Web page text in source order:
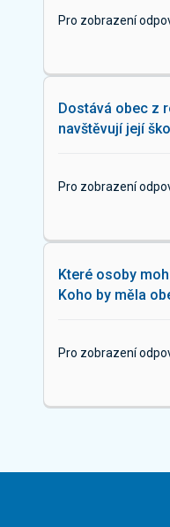
Pro zobrazení
Dostává obec z
navštěvují její
Pro zobrazení
Které osoby
Koho by měla
Pro zobrazení